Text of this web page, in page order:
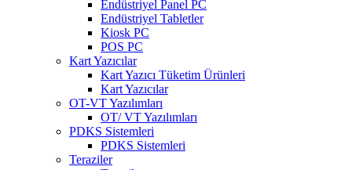
Endüstriyel Panel PC
Endüstriyel Tabletler
Kiosk PC
POS PC
Kart Yazıcılar
Kart Yazıcı Tüketim Ürünleri
Kart Yazıcılar
OT-VT Yazılımları
OT/ VT Yazılımları
PDKS Sistemleri
PDKS Sistemleri
Teraziler